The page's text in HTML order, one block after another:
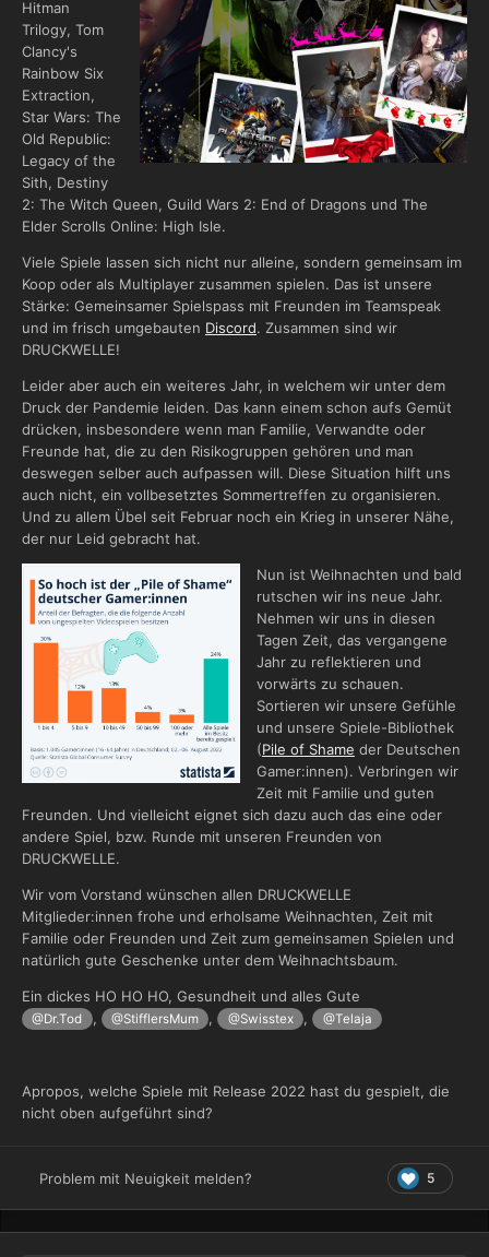
Hitman
Trilogy, Tom
Clancy's
Rainbow Six
Extraction,
Star Wars: The
Old Republic:
Legacy of the
Sith, Destiny
2: The Witch Queen, Guild Wars 2: End of Dragons und The
Elder Scrolls Online: High Isle.
Viele Spiele lassen sich nicht nur alleine, sondern gemeinsam im
Koop oder als Multiplayer zusammen spielen. Das ist unsere
Stärke: Gemeinsamer Spielspass mit Freunden im Teamspeak
und im frisch umgebauten Discord. Zusammen sind wir
DRUCKWELLE!
Leider aber auch ein weiteres Jahr, in welchem wir unter dem
Druck der Pandemie leiden. Das kann einem schon aufs Gemüt
drücken, insbesondere wenn man Familie, Verwandte oder
Freunde hat, die zu den Risikogruppen gehören und man
deswegen selber auch aufpassen will. Diese Situation hilft uns
auch nicht, ein vollbesetztes Sommertreffen zu organisieren.
Und zu allem Übel seit Februar noch ein Krieg in unserer Nähe,
der nur Leid gebracht hat.
Nun ist Weihnachten und bald
rutschen wir ins neue Jahr.
Nehmen wir uns in diesen
Tagen Zeit, das vergangene
Jahr zu reflektieren und
vorwärts zu schauen.
Sortieren wir unsere Gefühle
und unsere Spiele-Bibliothek
(Pile of Shame der Deutschen
Gamer:innen). Verbringen wir
Zeit mit Familie und guten
Freunden. Und vielleicht eignet sich dazu auch das eine oder
andere Spiel, bzw. Runde mit unseren Freunden von
DRUCKWELLE.
Wir vom Vorstand wünschen allen DRUCKWELLE
Mitglieder:innen frohe und erholsame Weihnachten, Zeit mit
Familie oder Freunden und Zeit zum gemeinsamen Spielen und
natürlich gute Geschenke unter dem Weihnachtsbaum.
Ein dickes HO HO HO, Gesundheit und alles Gute
@Dr.Tod , @StifflersMum , @Swisstex , @Telaja
Apropos, welche Spiele mit Release 2022 hast du gespielt, die
nicht oben aufgeführt sind?
5
Problem mit Neuigkeit melden?